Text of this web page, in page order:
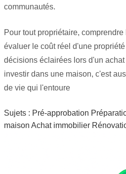
communautés.
Pour tout propriétaire,
évaluer le coût réel d'une
décisions éclairées lors d'un
investir dans une maison, c'est
de vie qui l'entoure
Sujets : Pré-approbation
maison Achat immobilier